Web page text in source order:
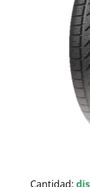
Cantidad: